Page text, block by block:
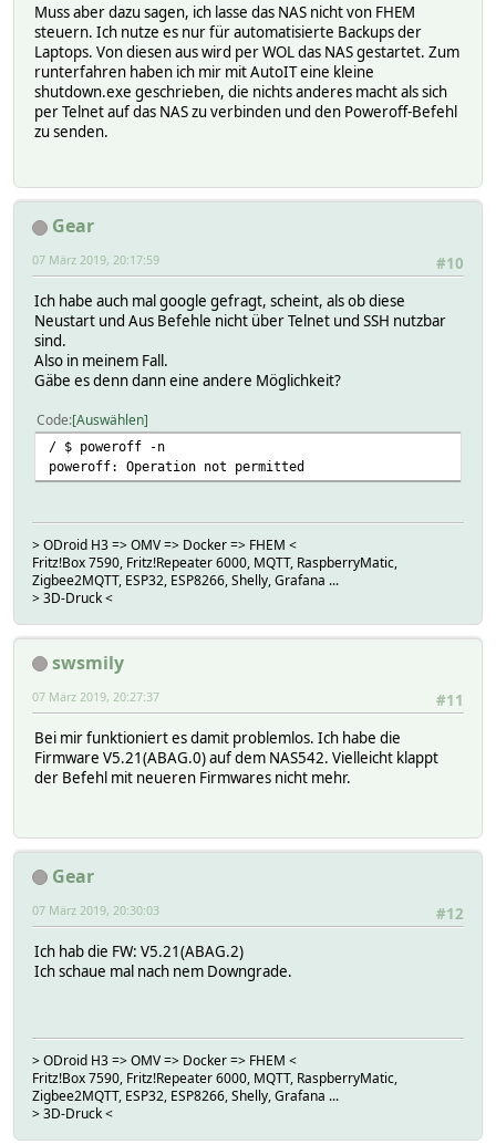
Muss aber dazu sagen, ich lasse das NAS nicht von FHEM
steuern. Ich nutze es nur für automatisierte Backups der
Laptops. Von diesen aus wird per WOL das NAS gestartet. Zum
runterfahren haben ich mir mit AutoIT eine kleine
shutdown.exe geschrieben, die nichts anderes macht als sich
per Telnet auf das NAS zu verbinden und den Poweroff-Befehl
zu senden.
Gear
#10
07 März 2019, 20:17:59
Ich habe auch mal google gefragt, scheint, als ob diese
Neustart und Aus Befehle nicht über Telnet und SSH nutzbar
sind.
Also in meinem Fall.
Gäbe es denn dann eine andere Möglichkeit?
Code Auswählen
/ $ poweroff -n
poweroff: Operation not permitted
> ODroid H3 => OMV => Docker => FHEM <
Fritz!Box 7590, Fritz!Repeater 6000, MQTT, RaspberryMatic,
Zigbee2MQTT, ESP32, ESP8266, Shelly, Grafana ...
> 3D-Druck <
swsmily
#11
07 März 2019, 20:27:37
Bei mir funktioniert es damit problemlos. Ich habe die
Firmware V5.21(ABAG.0) auf dem NAS542. Vielleicht klappt
der Befehl mit neueren Firmwares nicht mehr.
Gear
#12
07 März 2019, 20:30:03
Ich hab die FW: V5.21(ABAG.2)
Ich schaue mal nach nem Downgrade.
> ODroid H3 => OMV => Docker => FHEM <
Fritz!Box 7590, Fritz!Repeater 6000, MQTT, RaspberryMatic,
Zigbee2MQTT, ESP32, ESP8266, Shelly, Grafana ...
> 3D-Druck <